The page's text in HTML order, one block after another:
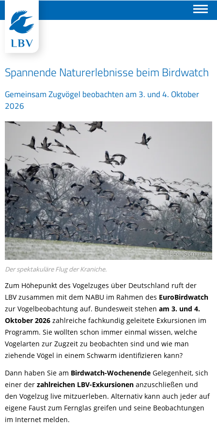
Spannende Naturerlebnisse beim Birdwatch
Gemeinsam Zugvögel beobachten am 3. und 4. Oktober
2026
© Leon Sommer
Der spektakuläre Flug der Kraniche.
Zum Höhepunkt des Vogelzuges über Deutschland ruft der
LBV zusammen mit dem NABU im Rahmen des EuroBirdwatch
zur Vogelbeobachtung auf. Bundesweit stehen am 3. und 4.
Oktober 2026 zahlreiche fachkundig geleitete Exkursionen im
Programm. Sie wollten schon immer einmal wissen, welche
Vogelarten zur Zugzeit zu beobachten sind und wie man
ziehende Vögel in einem Schwarm identifizieren kann?
Dann haben Sie am Birdwatch-Wochenende Gelegenheit, sich
einer der zahlreichen LBV-Exkursionen anzuschließen und
den Vogelzug live mitzuerleben. Alternativ kann auch jeder auf
eigene Faust zum Fernglas greifen und seine Beobachtungen
im Internet melden.